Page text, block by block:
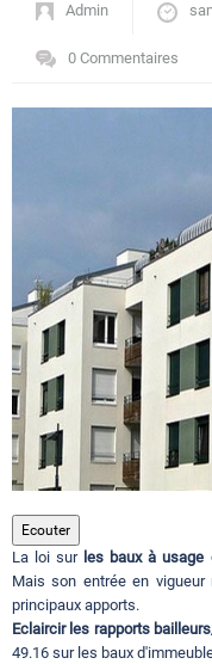
Actualités
Régions
Hotels
Evenements
Contact
Admin
0 Commentaires
Ecouter
La loi sur les baux à usage
Mais son entrée en
principaux apports.
Eclaircir les rapports
49.16 sur les baux